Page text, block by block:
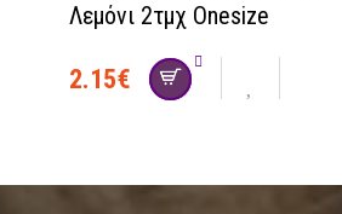
Λεμόνι 2τμχ Onesize
2.15€